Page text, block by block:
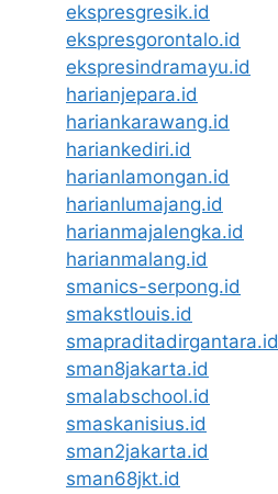
ekspresgresik.id
ekspresgorontalo.id
ekspresindramayu.id
harianjepara.id
hariankarawang.id
hariankediri.id
harianlamongan.id
harianlumajang.id
harianmajalengka.id
harianmalang.id
smanics-serpong.id
smakstlouis.id
smapraditadirgantara.id
sman8jakarta.id
smalabschool.id
smaskanisius.id
sman2jakarta.id
sman68jkt.id